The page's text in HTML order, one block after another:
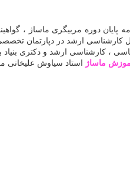
پایان دوره مربیگری ماساژ ،
کارشناسی ارشد در دپارتمان
، كارشناسی ارشد و دكتری بنياد
ماساژ استاد سیاوش علیخانی